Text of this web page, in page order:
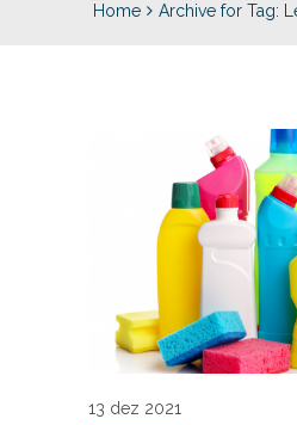
Home Archive for Tag:
13 dez 2021